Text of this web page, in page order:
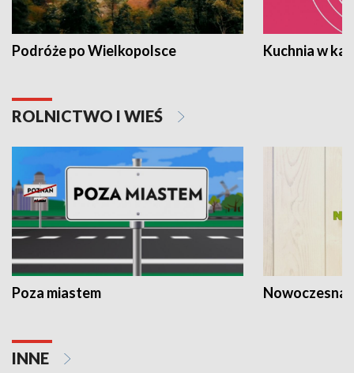
Podróże po Wielkopolsce Kuchnia w
ROLNICTWO I WIEŚ
Poza miastem Nowoczesna
INNE